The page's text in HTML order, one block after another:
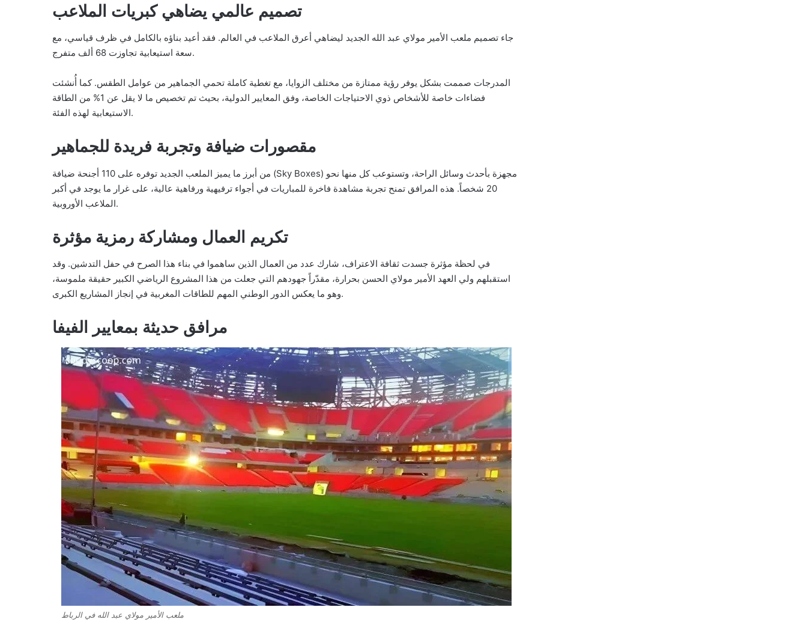
تصميم عالمي يضاهي كبريات الملاعب
جاء تصميم ملعب الأمير مولاي عبد الله الجديد ليضاهي أعرق الملاعب في العالم. فقد أعيد بناؤه بالكامل في ظرف قياسي، مع
سعة استيعابية تجاوزت 68 ألف متفرج.
المدرجات صممت بشكل يوفر رؤية ممتازة من مختلف الزوايا، مع تغطية كاملة تحمي الجماهير من عوامل الطقس. كما أُنشئت
فضاءات خاصة للأشخاص ذوي الاحتياجات الخاصة، وفق المعايير الدولية، بحيث تم تخصيص ما لا يقل عن 1% من الطاقة
الاستيعابية لهذه الفئة.
مقصورات ضيافة وتجربة فريدة للجماهير
من أبرز ما يميز الملعب الجديد توفره على 110 أجنحة ضيافة (Sky Boxes) مجهزة بأحدث وسائل الراحة، وتستوعب كل منها نحو
20 شخصاً. هذه المرافق تمنح تجربة مشاهدة فاخرة للمباريات في أجواء ترفيهية ورفاهية عالية، على غرار ما يوجد في أكبر
الملاعب الأوروبية.
تكريم العمال ومشاركة رمزية مؤثرة
في لحظة مؤثرة جسدت ثقافة الاعتراف، شارك عدد من العمال الذين ساهموا في بناء هذا الصرح في حفل التدشين. وقد
استقبلهم ولي العهد الأمير مولاي الحسن بحرارة، مقدّراً جهودهم التي جعلت من هذا المشروع الرياضي الكبير حقيقة ملموسة،
وهو ما يعكس الدور الوطني المهم للطاقات المغربية في إنجاز المشاريع الكبرى.
مرافق حديثة بمعايير الفيفا
ملعب الأمير مولاي عبد الله في الرباط